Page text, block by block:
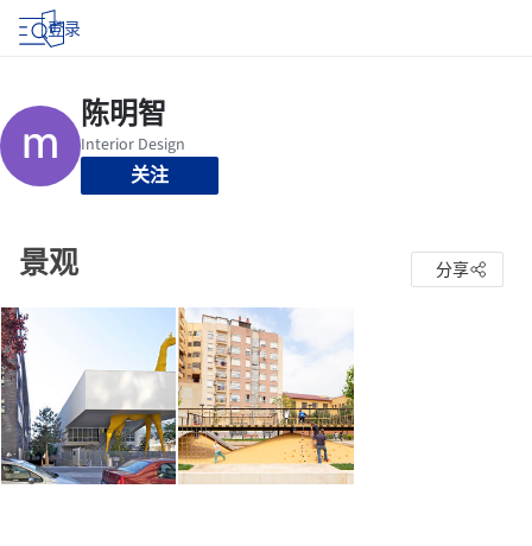
登录
关注
景观 分享